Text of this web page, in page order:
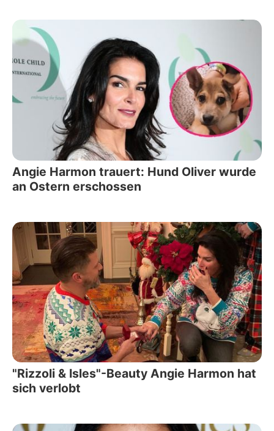
Angie Harmon trauert: Hund Oliver wurde
an Ostern erschossen
"Rizzoli & Isles"-Beauty Angie Harmon hat
sich verlobt